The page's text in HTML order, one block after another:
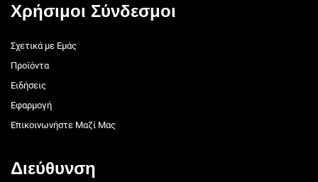
Χρήσιμοι Σύνδεσμοι
Σχετικά με Εμάς
Προϊόντα
Ειδήσεις
Εφαρμογή
Επικοινωνήστε Μαζί Μας
Διεύθυνση